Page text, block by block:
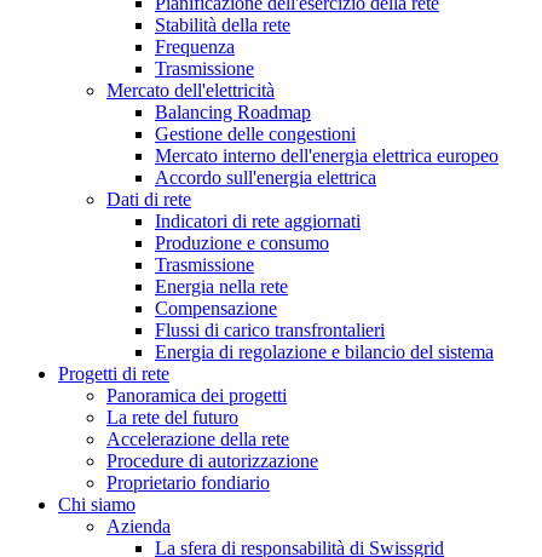
Stabilità della rete
Frequenza
Trasmissione
Mercato dell'elettricità
Balancing Roadmap
Gestione delle congestioni
Mercato interno dell'energia elettrica europeo
Accordo sull'energia elettrica
Dati di rete
Indicatori di rete aggiornati
Produzione e consumo
Trasmissione
Energia nella rete
Compensazione
Flussi di carico transfrontalieri
Energia di regolazione e bilancio del sistema
Progetti di rete
Panoramica dei progetti
La rete del futuro
Accelerazione della rete
Procedure di autorizzazione
Proprietario fondiario
Chi siamo
Azienda
La sfera di responsabilità di Swissgrid